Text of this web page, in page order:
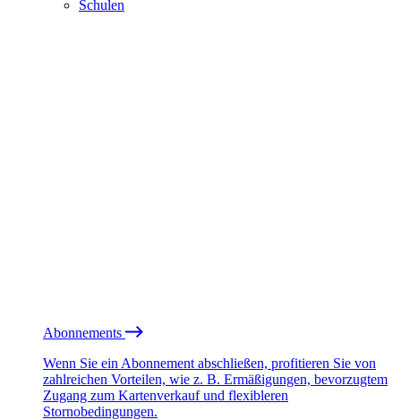
Schulen
Abonnements
Wenn Sie ein Abonnement abschließen, profitieren Sie von
zahlreichen Vorteilen, wie z. B. Ermäßigungen, bevorzugtem
Zugang zum Kartenverkauf und flexibleren
Stornobedingungen.